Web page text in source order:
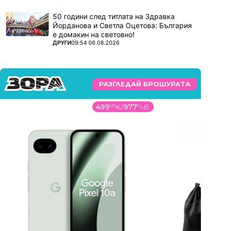
50 години след титлата на Здравка
Йорданова и Светла Оцетова: България
е домакин на световно!
ПОВЕЧЕ ОТ
ДРУГИ09:54 06.08.2026
РАЗГЛЕДАЙ БРОШУРАТА
49999€/9779лв.